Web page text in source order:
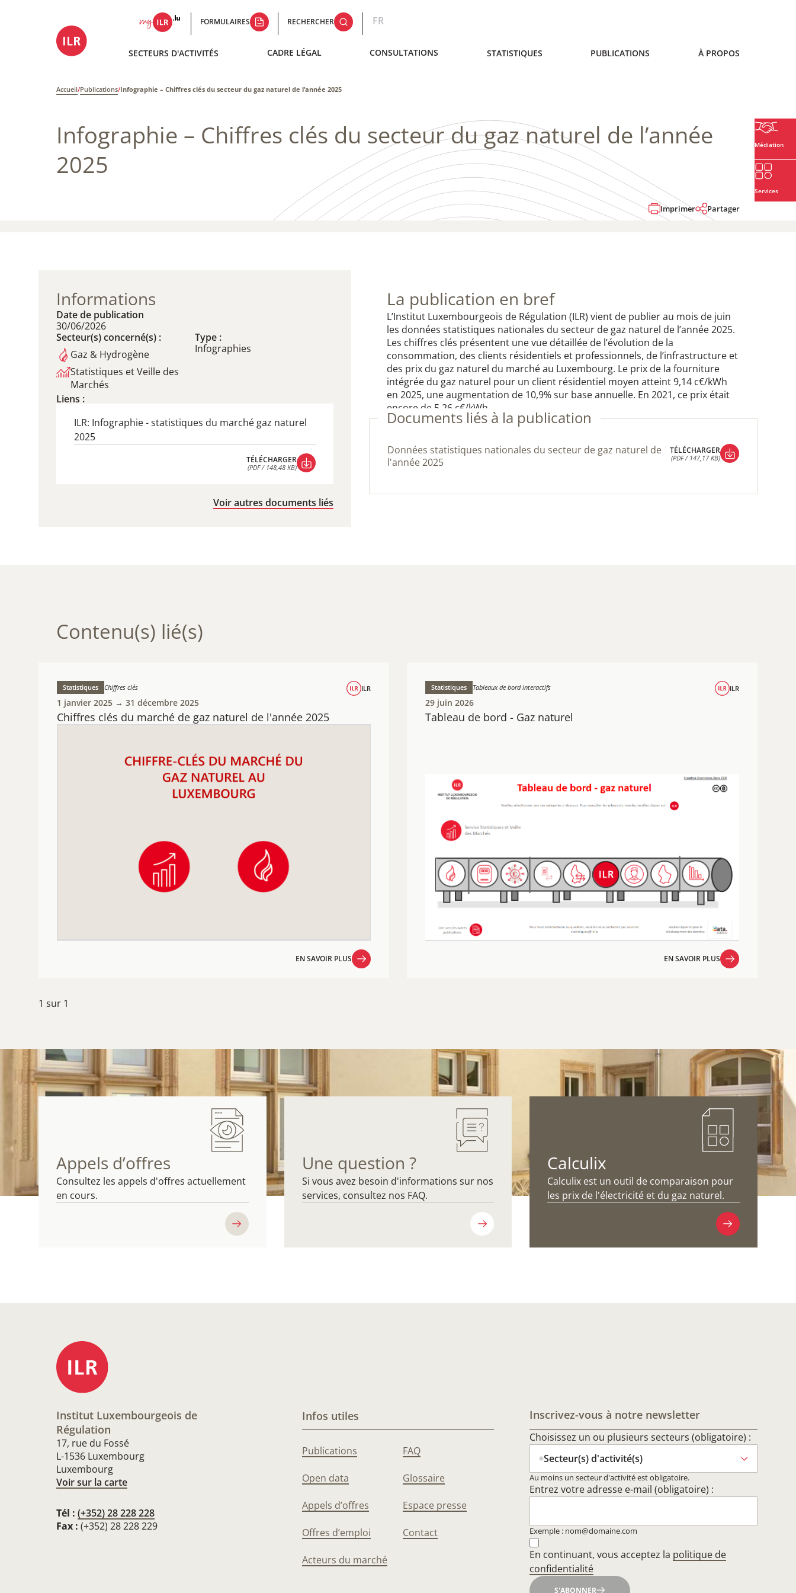
FORMULAIRES RECHERCHER FR
SECTEURS D'ACTIVITÉS CADRE LÉGAL CONSULTATIONS STATISTIQUES PUBLICATIONS À PROPOS
Accueil/Publications/Infographie – Chiffres clés du secteur du gaz naturel de l’année 2025
Médiation
Services
Infographie – Chiffres clés du secteur du gaz naturel de l’année
2025
Imprimer Partager
Informations
Date de publication
30/06/2026
Secteur(s) concerné(s) :
Gaz & Hydrogène
Statistiques et Veille des
Marchés
Type :
Infographies
Liens :
ILR: Infographie - statistiques du marché gaz naturel
2025
TÉLÉCHARGER
(PDF / 148,48 KB)
Voir autres documents liés
La publication en bref
L’Institut Luxembourgeois de Régulation (ILR) vient de publier au mois de juin
les données statistiques nationales du secteur de gaz naturel de l’année 2025.
Les chiffres clés présentent une vue détaillée de l’évolution de la
consommation, des clients résidentiels et professionnels, de l’infrastructure et
des prix du gaz naturel du marché au Luxembourg. Le prix de la fourniture
intégrée du gaz naturel pour un client résidentiel moyen atteint 9,14 c€/kWh
en 2025, une augmentation de 10,9% sur base annuelle. En 2021, ce prix était
encore de 5,26 c€/kWh.
Documents liés à la publication
Données statistiques nationales du secteur de gaz naturel de
l'année 2025
TÉLÉCHARGER
(PDF / 147,17 KB)
Contenu(s) lié(s)
Chiffres clés du marché de gaz naturel de l'année 2025
Statistiques Chiffres clés ILR
1 janvier 2025 → 31 décembre 2025
EN SAVOIR PLUS
Tableau de bord - Gaz naturel
Statistiques Tableaux de bord interactifs ILR
29 juin 2026
EN SAVOIR PLUS
1 sur 1
Appels d’offres
Consultez les appels d'offres actuellement
en cours.
Une question ?
Si vous avez besoin d'informations sur nos
services, consultez nos FAQ.
Calculix
Calculix est un outil de comparaison pour
les prix de l'électricité et du gaz naturel.
Institut Luxembourgeois de
Régulation
17, rue du Fossé
L-1536 Luxembourg
Luxembourg
Voir sur la carte
Tél : (+352) 28 228 228
Fax : (+352) 28 228 229
Infos utiles
Publications
Open data
Appels d’offres
Offres d’emploi
Acteurs du marché
FAQ
Glossaire
Espace presse
Contact
Inscrivez-vous à notre newsletter
Choisissez un ou plusieurs secteurs (obligatoire) :
Secteur(s) d'activité(s)
Au moins un secteur d'activité est obligatoire.
Entrez votre adresse e-mail (obligatoire) :
Exemple : nom@domaine.com
En continuant, vous acceptez la politique de
confidentialité
S'ABONNER